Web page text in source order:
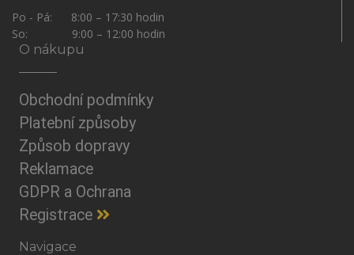
Po - Pá: 8:00 – 17:30 hodin
So: 9:00 – 12:00 hodin
O nákupu
Obchodní podmínky
Platební způsoby
Způsob dopravy
Reklamace
GDPR a Ochrana
Registrace
Navigace